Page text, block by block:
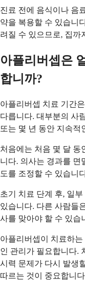
진료 전에 음식이나 음
약을 복용할 수 있습니
려질 수 있으므로, 집까
아플리버셉은
합니까?
아플리버셉 치료 기간
다릅니다. 대부분의 사
또는 몇 년 동안 지속적
처음에는 처음 몇 달 동
니다. 의사는 경과를 면
도를 조정할 수 있습니
초기 치료 단계 후, 일
있습니다. 다른 사람들
사를 맞아야 할 수 있습
아플리버셉이 치료하
인 관리가 필요합니다.
시력 문제가 다시 발생
따르는 것이 중요합니